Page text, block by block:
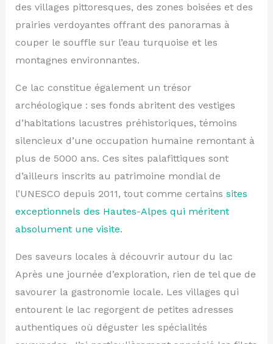
des villages pittoresques, des zones boisées et des
prairies verdoyantes offrant des panoramas à
couper le souffle sur l’eau turquoise et les
montagnes environnantes.
Ce lac constitue également un trésor
archéologique : ses fonds abritent des vestiges
d’habitations lacustres préhistoriques, témoins
silencieux d’une occupation humaine remontant à
plus de 5000 ans. Ces sites palafittiques sont
d’ailleurs inscrits au patrimoine mondial de
l’UNESCO depuis 2011, tout comme certains sites
exceptionnels des Hautes-Alpes qui méritent
absolument une visite.
Des saveurs locales à découvrir autour du lac
Après une journée d’exploration, rien de tel que de
savourer la gastronomie locale. Les villages qui
entourent le lac regorgent de petites adresses
authentiques où déguster les spécialités